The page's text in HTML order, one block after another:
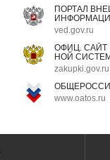
ПОРТАЛ
ved.gov.ru
ОФИЦ.
НОЙ
zakupki.gov.ru
www.oatos.ru